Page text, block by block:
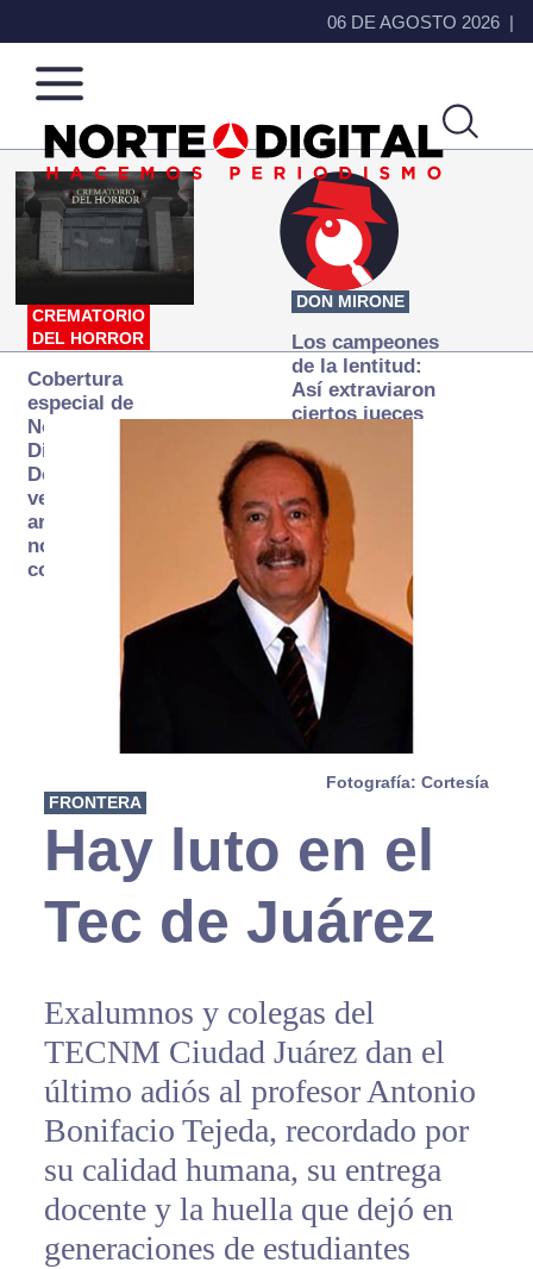
06 DE AGOSTO 2026
Norte
de
Ciudad
Más
que
noticias,
hacemos periodismo
CREMATORIO
DEL HORROR
Cobertura
especial de
Norte
Digital:
Donde la
verdad
arde… pero
no se
consume
DON MIRONE
Los campeones
de la lentitud:
Así extraviaron
ciertos jueces
expedita
Fotografía: Cortesía
FRONTERA
Hay luto en el
Tec de Juárez
Exalumnos y colegas del
TECNM Ciudad Juárez dan el
último adiós al profesor Antonio
Bonifacio Tejeda, recordado por
su calidad humana, su entrega
docente y la huella que dejó en
generaciones de estudiantes